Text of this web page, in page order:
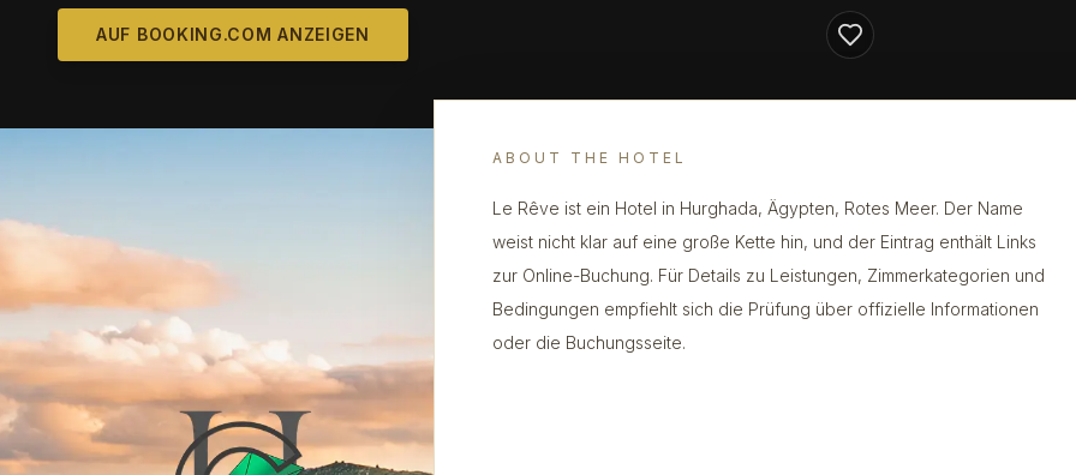
AUF BOOKING.COM ANZEIGEN
ABOUT THE HOTEL
Le Rêve ist ein Hotel in Hurghada, Ägypten, Rotes Meer. Der Name
weist nicht klar auf eine große Kette hin, und der Eintrag enthält Links
zur Online-Buchung. Für Details zu Leistungen, Zimmerkategorien und
Bedingungen empfiehlt sich die Prüfung über offizielle Informationen
oder die Buchungsseite.